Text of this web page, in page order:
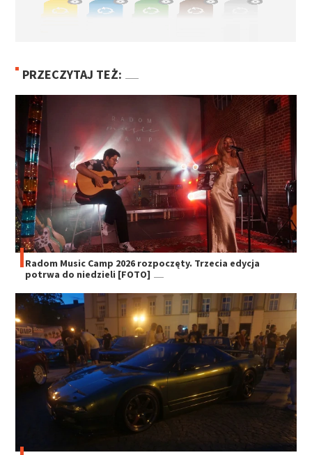
PRZECZYTAJ TEŻ:
Radom Music Camp 2026 rozpoczęty. Trzecia edycja
potrwa do niedzieli [FOTO]